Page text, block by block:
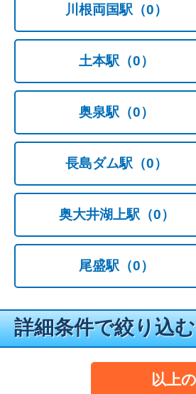
川根両国駅 （0）
土本駅 （0）
奥泉駅 （0）
長島ダム駅 （0）
奥大井湖上駅 （0）
尾盛駅 （0）
詳細条件で絞り込む